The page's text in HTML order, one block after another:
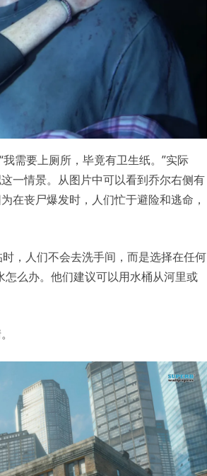
需要上厕所，毕竟有卫生纸。”实际
一情景。从图片中可以看到乔尔右侧有
在丧尸爆发时，人们忙于避险和逃命，
，人们不会去洗手间，而是选择在任何
么办。他们建议可以用水桶从河里或